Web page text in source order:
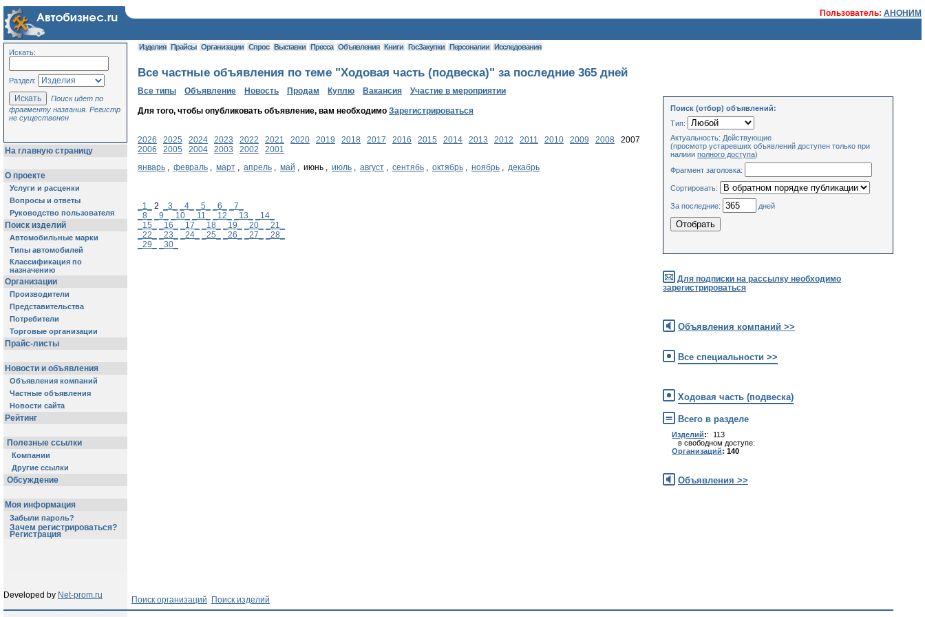
Пользователь: АНОНИМ
Искать:
Раздел:
Поиск идет по
фрагменту названия. Регистр
не существенен
На главную страницу
О проекте
Услуги и расценки
Вопросы и ответы
Руководство пользователя
Поиск изделий
Автомобильные марки
Типы автомобилей
Классификация по
назначению
Организации
Производители
Представительства
Потребители
Торговые организации
Прайс-листы
Новости и объявления
Объявления компаний
Частные объявления
Новости сайта
Рейтинг
Полезные ссылки
Компании
Другие ссылки
Обсуждение
Моя информация
Забыли пароль?
Зачем регистрироваться?
Регистрация
Изделия Прайсы Организации Спрос Выставки Пресса Объявления Книги ГосЗакупки Персоналии Исследования
Все частные объявления по теме "Ходовая часть (подвеска)" за последние 365 дней
Все типы Объявление Новость Продам Куплю Вакансия Участие в мероприятии
Для того, чтобы опубликовать объявление, вам необходимо Зарегистрироваться
2026 2025 2024 2023 2022 2021 2020 2019 2018 2017 2016 2015 2014 2013 2012 2011 2010 2009 2008 2007
2006
2005 2004 2003 2002
2001
январь , февраль , март , апрель , май , июнь , июль , август , сентябь , октябрь , ноябрь , декабрь
_1_ 2 _3_ _4_ _5_ _6_
_7_
_8_
_9_ _10_ _11_ _12_ _13_
_14_
_15_
_16_ _17_ _18_ _19_ _20_
_21_
_22_
_23_ _24_ _25_ _26_ _27_
_28_
_29_
_30_
Поиск (отбор) объявлений:
Тип:
Актуальность: Действующие
(просмотр устаревших объявлений доступен только при
налиии полного доступа)
Фрагмент заголовка:
Сортировать:
За последние: дней
Для подписки на рассылку необходимо
зарегистрироваться
Объявления компаний >>
Все специальности >>
Ходовая часть (подвеска)
Всего в разделе
Изделий:: 113
в свободном доступе:
Организаций: 140
Объявления >>
Developed by Net-prom.ru Поиск организаций Поиск изделий